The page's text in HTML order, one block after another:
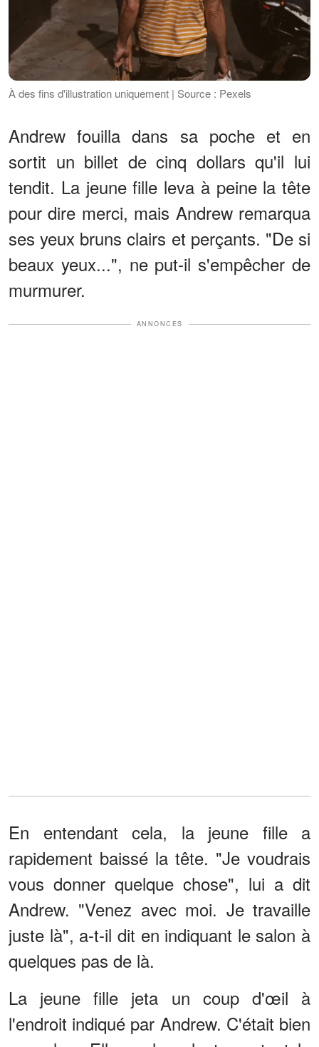
À des fins d'illustration uniquement | Source : Pexels
Andrew fouilla dans sa poche et en
sortit un billet de cinq dollars qu'il lui
tendit. La jeune fille leva à peine la tête
pour dire merci, mais Andrew remarqua
ses yeux bruns clairs et perçants. "De si
beaux yeux...", ne put-il s'empêcher de
murmurer.
ANNONCES
En entendant cela, la jeune fille a
rapidement baissé la tête. "Je voudrais
vous donner quelque chose", lui a dit
Andrew. "Venez avec moi. Je travaille
juste là", a-t-il dit en indiquant le salon à
quelques pas de là.
La jeune fille jeta un coup d'œil à
l'endroit indiqué par Andrew. C'était bien